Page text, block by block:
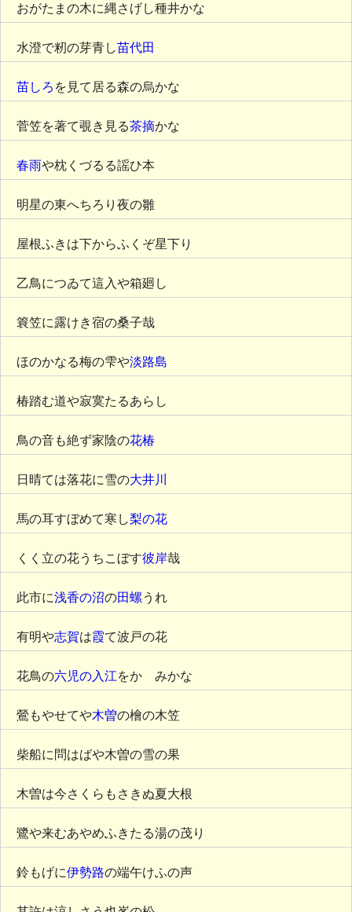
おがたまの木に縄さげし種井かな
水澄で籾の芽青し苗代田
苗しろ を見て居る森の烏かな
菅笠を著て覗き見る茶摘かな
春雨や枕くづるる謡ひ本
明星の東へちろり夜の雛
屋根ふきは下からふくぞ星下り
乙鳥につゐて這入や箱廻し
簔笠に露けき宿の桑子哉
ほのかなる梅の雫や淡路島
椿踏む道や寂寞たるあらし
鳥の音も絶ず家陰の花椿
日晴ては落花に雪の大井川
馬の耳すぼめて寒し梨の花
くく立の花うちこぼす彼岸哉
此市に浅香の沼の田螺 うれ
有明や志賀は霞て波戸の花
花鳥の六児の入江をかゞみかな
鶯もやせてや木曽の檜の木笠
柴船に問はばや木曽の雪の果
木曽は今さくらもさきぬ夏大根
鷺や来むあやめふきたる湯の茂り
鈴もげに伊勢路の端午けふの声